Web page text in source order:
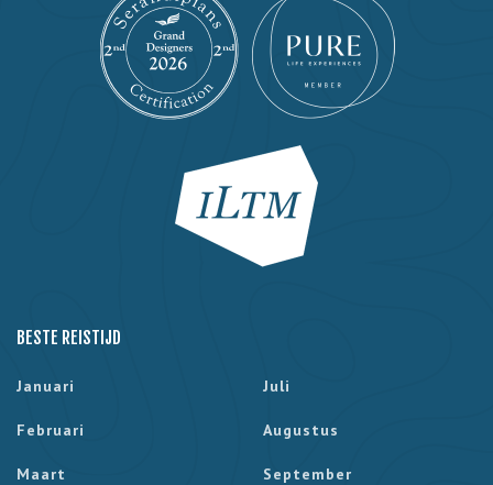
BESTE REISTIJD
Januari
Februari
Maart
Juli
Augustus
September